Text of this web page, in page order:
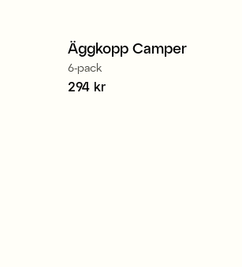
Äggkopp Camper
6-pack
Pris :294 kr
294 kr